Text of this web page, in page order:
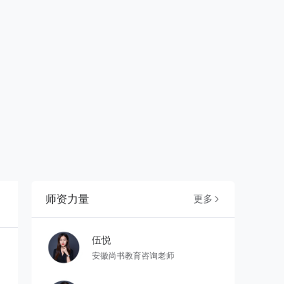
师资力量 更多 
伍悦
安徽尚书教育咨询老师